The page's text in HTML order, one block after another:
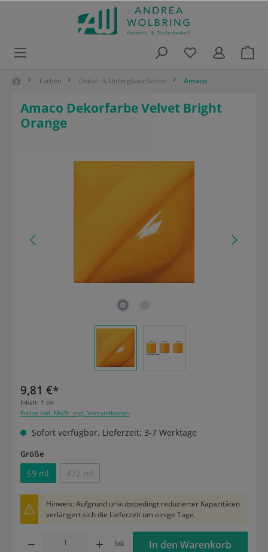
Farben Dekor- & Unterglasurfarben Amaco
Amaco Dekorfarbe Velvet Bright
Orange
Bildergalerie überspringen
9,81 €*
Inhalt: 1 skt
Preise inkl. MwSt. zzgl. Versandkosten
Sofort verfügbar, Lieferzeit: 3-7 Werktage
Größeauswählen
59 ml 472 ml(Diese Option ist zurzeit nicht verfügbar.)
Hinweis: Aufgrund urlaubsbedingt reduzierter Kapazitäten
verlängert sich die Lieferzeit um einige Tage.
Produkt Anzahl: Gib den gewünschten Wert ein oder benutze die Schaltflächen um
Stk In den Warenkorb